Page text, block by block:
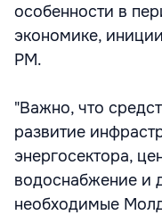
особенности в
экономике,
РМ.
"Важно, что
развитие
энергосектора,
водоснабжение и
необходимые